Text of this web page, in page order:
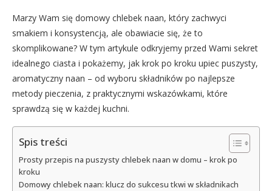
Marzy Wam się domowy chlebek naan, który zachwyci
smakiem i konsystencją, ale obawiacie się, że to
skomplikowane? W tym artykule odkryjemy przed Wami sekret
idealnego ciasta i pokażemy, jak krok po kroku upiec puszysty,
aromatyczny naan – od wyboru składników po najlepsze
metody pieczenia, z praktycznymi wskazówkami, które
sprawdzą się w każdej kuchni.
Spis treści
Prosty przepis na puszysty chlebek naan w domu – krok po
kroku
Domowy chlebek naan: klucz do sukcesu tkwi w składnikach